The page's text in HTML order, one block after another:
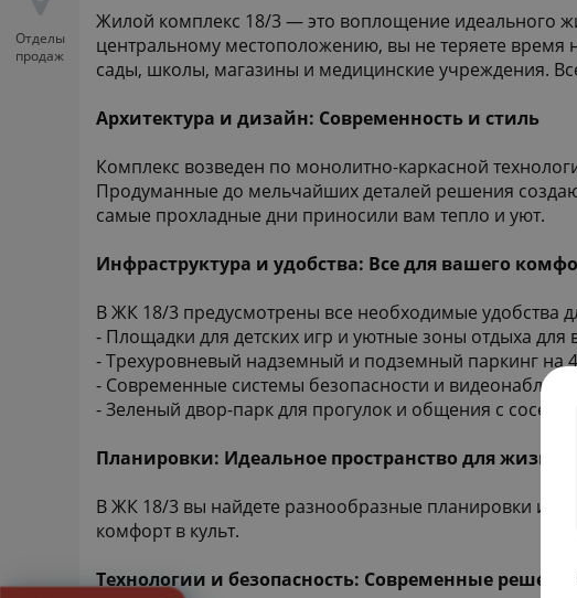
Отделы
продаж
Жилой комплекс 18/3 — это воплощение идеального
центральному местоположению, вы не теряете время
сады, школы, магазины и медицинские учреждения.
Архитектура и дизайн: Современность и стиль
Комплекс возведен по монолитно-каркасной
Продуманные до мельчайших деталей решения
самые прохладные дни приносили вам тепло и уют.
Инфраструктура и удобства: Все для вашего
В ЖК 18/3 предусмотрены все необходимые удобства
- Площадки для детских игр и уютные зоны отдыха для
- Трехуровневый надземный и подземный паркинг на
- Современные системы безопасности и
- Зеленый двор-парк для прогулок и общения с
Планировки: Идеальное пространство для жизни
В ЖК 18/3 вы найдете разнообразные планировки из
комфорт в культ.
Технологии и безопасность: Современные